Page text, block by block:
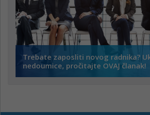
Trebate zaposliti novog radnika?
nedoumice, pročitajte OVAJ članak!